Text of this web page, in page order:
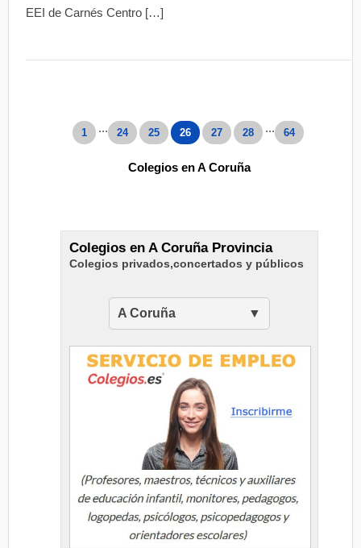
EEI de Carnés Centro […]
1 ... 24 25 26 27 28 ... 64
Colegios en A Coruña
Colegios en A Coruña Provincia
Colegios privados,concertados y públicos
A Coruña